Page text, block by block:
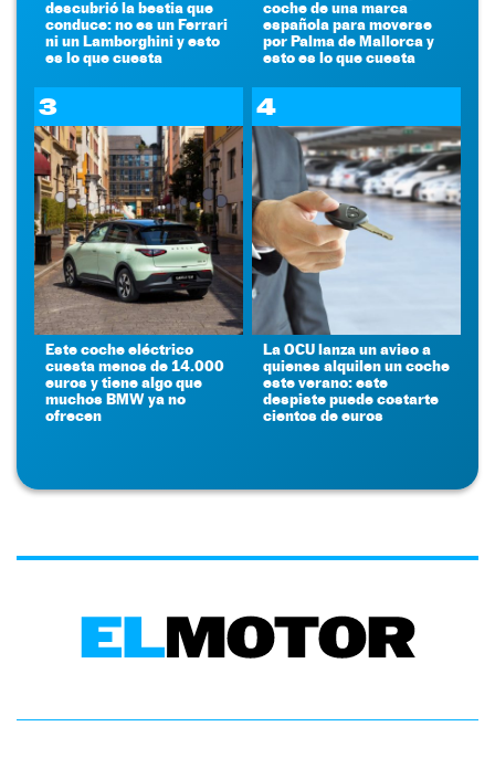
descubrió la bestia que
conduce: no es un Ferrari
ni un Lamborghini y esto
es lo que cuesta
coche de una marca
española para moverse
por Palma de Mallorca y
esto es lo que cuesta
3
Este coche eléctrico
cuesta menos de 14.000
euros y tiene algo que
muchos BMW ya no
ofrecen
4
La OCU lanza un aviso a
quienes alquilen un coche
este verano: este
despiste puede costarte
cientos de euros